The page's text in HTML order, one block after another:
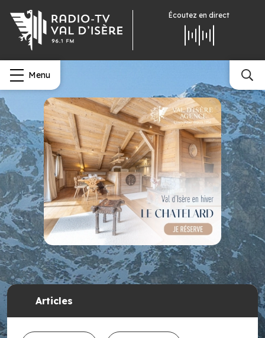
Écoutez en direct
Menu
Articles